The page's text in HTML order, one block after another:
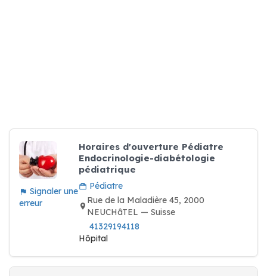
Signaler une
erreur
Horaires d'ouverture Pédiatre
Endocrinologie-diabétologie
pédiatrique
Pédiatre
Rue de la Maladière 45, 2000
NEUCHâTEL — Suisse
41329194118
Hôpital